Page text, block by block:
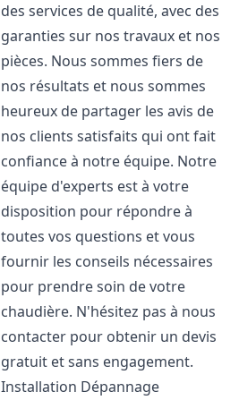
des services de qualité, avec des
garanties sur nos travaux et nos
pièces. Nous sommes fiers de
nos résultats et nous sommes
heureux de partager les avis de
nos clients satisfaits qui ont fait
confiance à notre équipe. Notre
équipe d'experts est à votre
disposition pour répondre à
toutes vos questions et vous
fournir les conseils nécessaires
pour prendre soin de votre
chaudière. N'hésitez pas à nous
contacter pour obtenir un devis
gratuit et sans engagement.
Installation Dépannage